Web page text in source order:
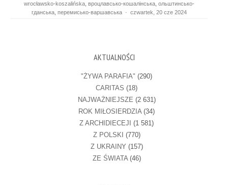
wrocławsko-koszalińska, вроцлавсько-кошалінська, ольштинсько-
гданська, перемисько-варшавська · czwartek, 20 cze 2024
AKTUALNOŚCI
"ŻYWA PARAFIA" (290)
CARITAS (18)
NAJWAŻNIEJSZE (2 631)
ROK MIŁOSIERDZIA(34)
Z ARCHIDIECEJI (1 581)
Z POLSKI (770)
Z UKRAINY (157)
ZE ŚWIATA(46)